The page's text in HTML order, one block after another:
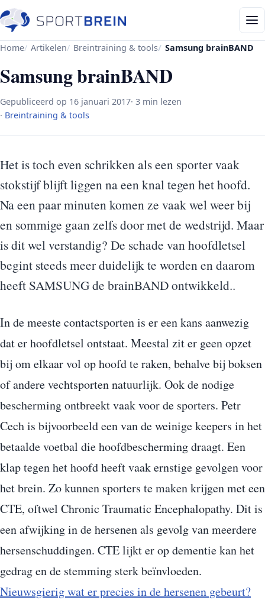
Home Artikelen Breintraining & tools Samsung brainBAND
Samsung brainBAND
Gepubliceerd op 16 januari 2017· 3 min lezen
· Breintraining & tools
Het is toch even schrikken als een sporter vaak
stokstijf blijft liggen na een knal tegen het hoofd.
Na een paar minuten komen ze vaak wel weer bij
en sommige gaan zelfs door met de wedstrijd. Maar
is dit wel verstandig? De schade van hoofdletsel
begint steeds meer duidelijk te worden en daarom
heeft SAMSUNG de brainBAND ontwikkeld..
In de meeste contactsporten is er een kans aanwezig
dat er hoofdletsel ontstaat. Meestal zit er geen opzet
bij om elkaar vol op hoofd te raken, behalve bij boksen
of andere vechtsporten natuurlijk. Ook de nodige
bescherming ontbreekt vaak voor de sporters. Petr
Cech is bijvoorbeeld een van de weinige keepers in het
betaalde voetbal die hoofdbescherming draagt. Een
klap tegen het hoofd heeft vaak ernstige gevolgen voor
het brein. Zo kunnen sporters te maken krijgen met een
CTE, oftwel Chronic Traumatic Encephalopathy. Dit is
een afwijking in de hersenen als gevolg van meerdere
hersenschuddingen. CTE lijkt er op dementie kan het
gedrag en de stemming sterk beïnvloeden.
Nieuwsgierig wat er precies in de hersenen gebeurt?